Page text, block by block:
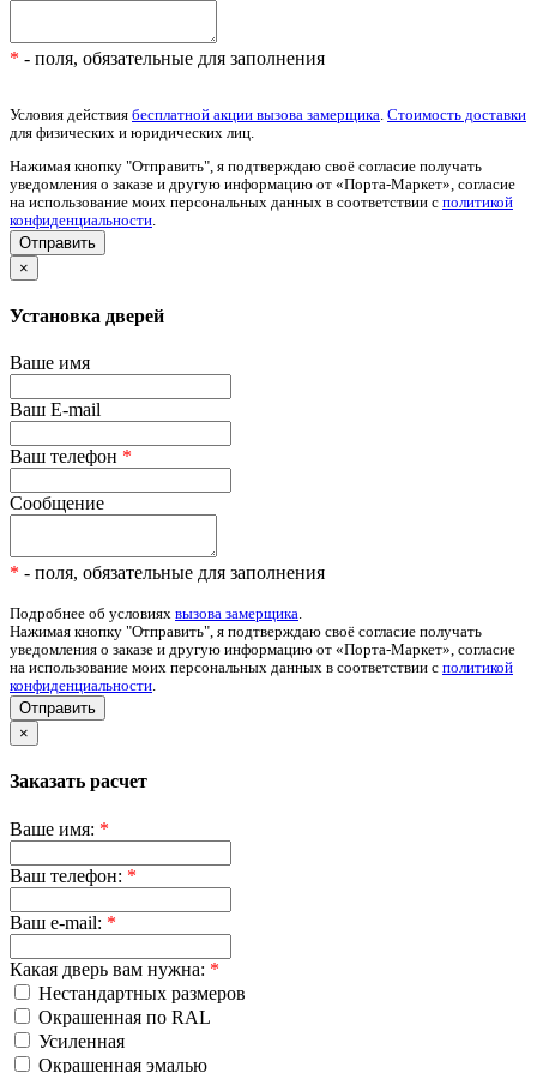
* - поля, обязательные для заполнения
Условия действия бесплатной акции вызова замерщика Стоимость доставки
для физических и юридических лиц.
Нажимая кнопку "Отправить", я подтверждаю своё согласие получать
уведомления о заказе и другую информацию от «Порта-Маркет», согласие
на использование моих персональных данных в соответствии с политикой
конфиденциальности
×
Установка дверей
Ваше имя
Ваш E-mail
Ваш телефон *
Сообщение
* - поля, обязательные для заполнения
Подробнее об условиях вызова замерщика.
Нажимая кнопку "Отправить", я подтверждаю своё согласие получать
уведомления о заказе и другую информацию от «Порта-Маркет», согласие
на использование моих персональных данных в соответствии с политикой
конфиденциальности.
Отправить
×
Заказать расчет
Ваше имя: *
Ваш телефон: *
Ваш e-mail: *
Какая дверь вам нужна: *
Нестандартных размеров
Окрашенная по RAL
Усиленная
Окрашенная эмалью